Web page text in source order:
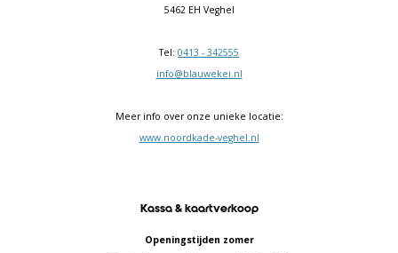
5462 EH Veghel
Tel: 0413 - 342555
info@blauwekei.nl
Meer info over onze unieke locatie:
www.noordkade-veghel.nl
Kassa & kaartverkoop
Openingstijden zomer